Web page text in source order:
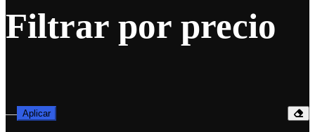
Filtrar por precio
— Aplicar